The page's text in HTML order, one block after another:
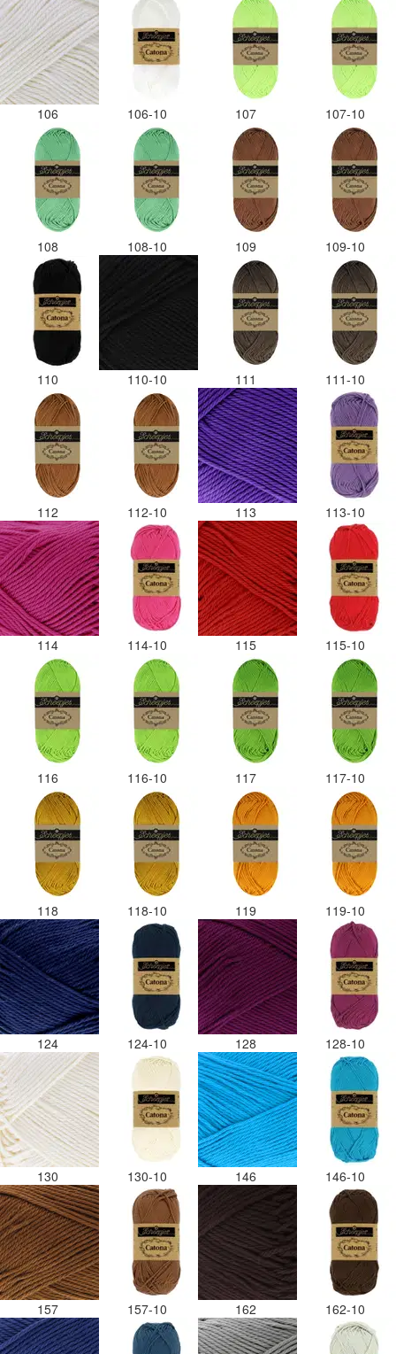
106 106-10 107 107-10
108 108-10 109 109-10
110 110-10 111 111-10
112 112-10 113 113-10
114 114-10 115 115-10
116 116-10 117 117-10
118 118-10 119 119-10
124 124-10 128 128-10
130 130-10 146 146-10
157 157-10 162 162-10